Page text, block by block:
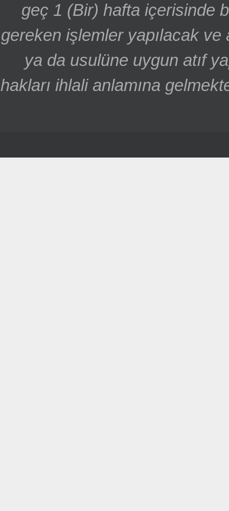
geç 1 (Bir) hafta içerisinde
gereken işlemler yapılacak ve
ya da usulüne uygun atıf
hakları ihlali anlamına